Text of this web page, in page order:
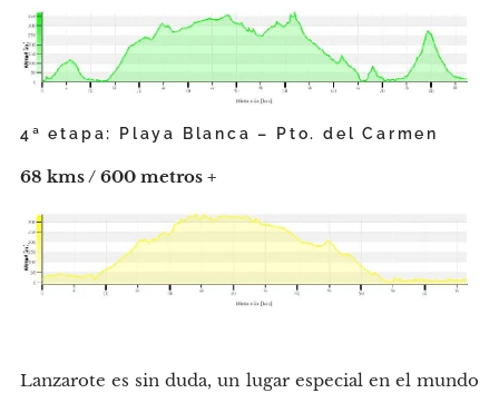
4ª etapa: Playa Blanca – Pto. del Carmen
68 kms / 600 metros +
Lanzarote es sin duda, un lugar especial en el mundo